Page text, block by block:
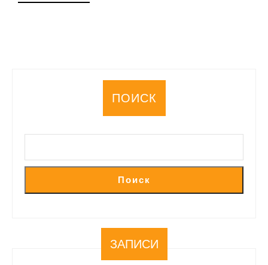
ДАЛЕЕ
ПОИСК
Поиск
ЗАПИСИ